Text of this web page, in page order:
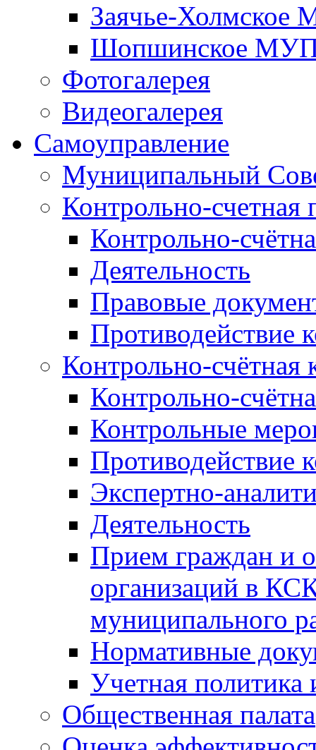
Заячье-
Шопшинское
Фотогалерея
Видеогалерея
Самоуправление
Муниципальный
Контрольно-счетная
Контрольно-
Деятельность
Правовые
Противодействие
Контрольно-счётная
Контрольно-
Контрольные
Противодействие
Экспертно-
Деятельность
Прием граждан и
организаций в
муниципального
Нормативные
Учетная политика
Общественная палата